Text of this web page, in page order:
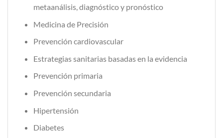
metaanálisis, diagnóstico y pronóstico
Medicina de Precisión
Prevención cardiovascular
Estrategias sanitarias basadas en la evidencia
Prevención primaria
Prevención secundaria
Hipertensión
Diabetes